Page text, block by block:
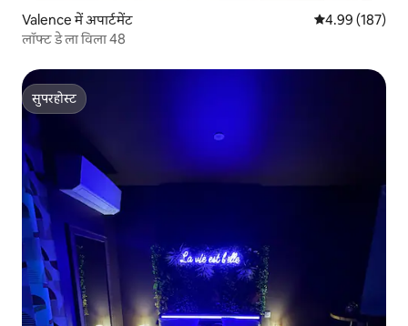
Valence में अपार्टमेंट औसत रेटिंग 5 में से
4.99 (187)
लॉफ्ट डे ला विला 48
सुपरहोस्ट
सुपरहोस्ट